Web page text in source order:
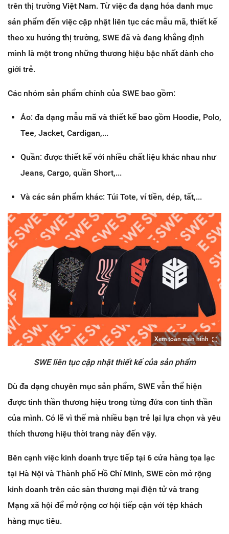
trên thị trường Việt Nam. Từ việc đa dạng hóa danh mục
sản phẩm đến việc cập nhật liên tục các mẫu mã, thiết kế
theo xu hướng thị trường, SWE đã và đang khẳng định
mình là một trong những thương hiệu bậc nhất dành cho
giới trẻ.
Các nhóm sản phẩm chính của SWE bao gồm:
Áo: đa dạng mẫu mã và thiết kế bao gồm Hoodie, Polo,
Tee, Jacket, Cardigan,...
Quần: được thiết kế với nhiều chất liệu khác nhau như
Jeans, Cargo, quần Short,...
Và các sản phẩm khác: Túi Tote, ví tiền, dép, tất,...
Xem toàn màn hình
SWE liên tục cập nhật thiết kế của sản phẩm
Dù đa dạng chuyên mục sản phẩm, SWE vẫn thể hiện
được tinh thần thương hiệu trong từng đứa con tinh thần
của mình. Có lẽ vì thế mà nhiều bạn trẻ lại lựa chọn và yêu
thích thương hiệu thời trang này đến vậy.
Bên cạnh việc kinh doanh trực tiếp tại 6 cửa hàng tọa lạc
tại Hà Nội và Thành phố Hồ Chí Minh, SWE còn mở rộng
kinh doanh trên các sàn thương mại điện tử và trang
Mạng xã hội để mở rộng cơ hội tiếp cận với tệp khách
hàng mục tiêu.